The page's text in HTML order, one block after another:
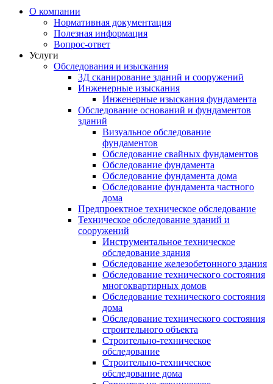
О компании
Нормативная документация
Полезная информация
Вопрос-ответ
Услуги
Обследования и изыскания
3Д сканирование зданий и сооружений
Инженерные изыскания
Инженерные изыскания фундамента
Обследование оснований и фундаментов
зданий
Визуальное обследование
фундаментов
Обследование свайных фундаментов
Обследование фундамента
Обследование фундамента дома
Обследование фундамента частного
дома
Предпроектное техническое обследование
Техническое обследование зданий и
сооружений
Инструментальное техническое
обследование здания
Обследование железобетонного здания
Обследование технического состояния
многоквартирных домов
Обследование технического состояния
дома
Обследование технического состояния
строительного объекта
Строительно-техническое
обследование
Строительно-техническое
обследование дома